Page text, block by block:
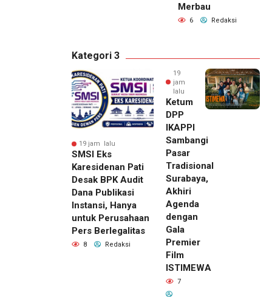
Merbau
6 Redaksi
Kategori 3
19 jam lalu
SMSI Eks
Karesidenan Pati
Desak BPK Audit
Dana Publikasi
Instansi, Hanya
untuk Perusahaan
Pers Berlegalitas
8 Redaksi
19
jam
lalu
Ketum
DPP
IKAPPI
Sambangi
Pasar
Tradisional
Surabaya,
Akhiri
Agenda
dengan
Gala
Premier
Film
ISTIMEWA
7